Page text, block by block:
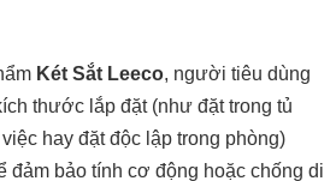
Két Sắt Leeco, người tiêu dùng
thước lắp đặt (như đặt trong tủ
hay đặt độc lập trong phòng)
đảm bảo tính cơ động hoặc chống di